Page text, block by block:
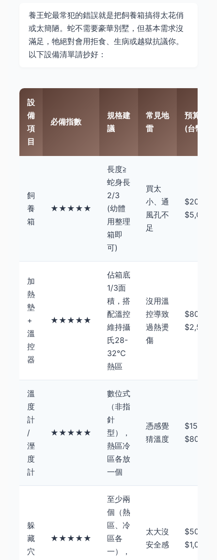
養王蛇最常犯的錯誤就是把飼養箱搞得太花俏
或太簡陋。蛇不需要豪華別墅，但基本需求沒
滿足，牠絕對會用拒食、生病或越獄抗議你。
以下設備清單請抄好：
設
備
項
目
必備指數
規格建
議
常見地
雷
預算範圍
(台幣)
飼
養
箱
★★★★★
長度≧
蛇身長
2/3
(幼體
用整理
箱即
可)
買太
小、通
風孔不
足
$200 -
$5,000+
加
熱
墊
+
溫
控
器
★★★★★
佔箱底
1/3面
積，搭
配溫控
維持攝
氏28-
32℃
熱區
沒用溫
控導致
過熱燙
傷
$800 -
$2,500
溫
度
計
/
溼
度
計
★★★★★
數位式
（非指
針
型），
熱區冷
區各放
一個
憑感覺
猜溫度
$150 -
$800
躲
藏
穴
★★★★★
至少兩
個（熱
區、冷
區各
一），
太大沒
安全感
$50 -
$1,000